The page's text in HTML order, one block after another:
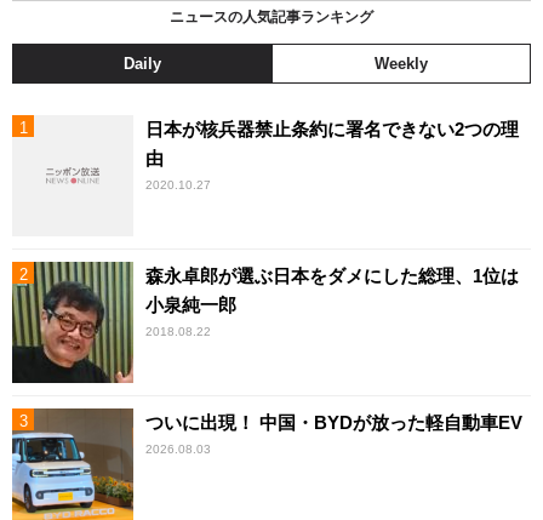
ニュースの人気記事ランキング
Daily Weekly
日本が核兵器禁止条約に署名できない2つの理
由
2020.10.27
森永卓郎が選ぶ日本をダメにした総理、1位は
小泉純一郎
2018.08.22
ついに出現！ 中国・BYDが放った軽自動車EV
2026.08.03